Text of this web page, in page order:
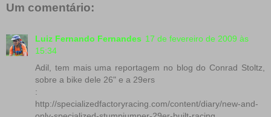
Um comentário:
Luiz Fernando Fernandes 17 de fevereiro de 2009 às
15:34
Adil, tem mais uma reportagem no blog do Conrad Stoltz,
sobre a bike dele 26" e a 29ers
:
http://specializedfactoryracing.com/content/diary/new-and-